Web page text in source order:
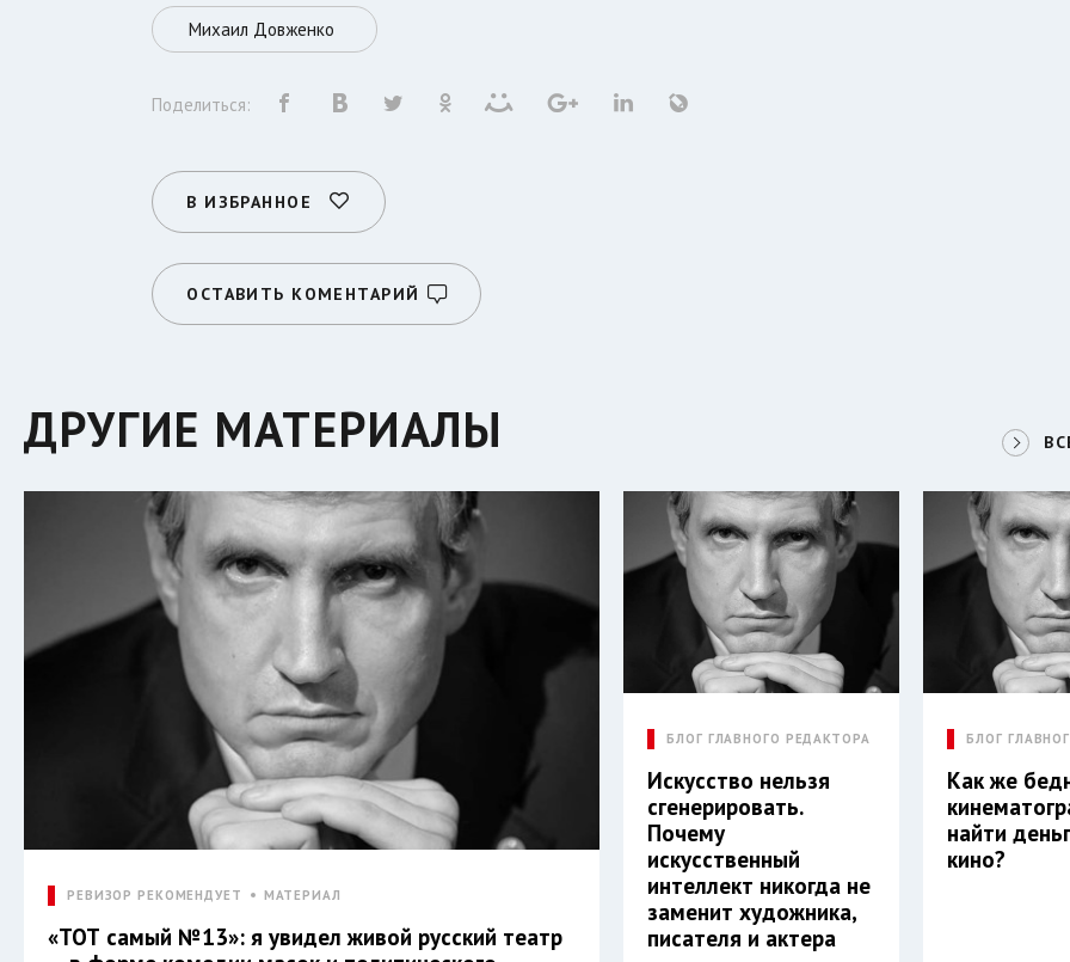
Михаил Довженко
Поделиться:
В ИЗБРАННОЕ
ОСТАВИТЬ КОМЕНТАРИЙ
ДРУГИЕ МАТЕРИАЛЫ
РЕВИЗОР РЕКОМЕНДУЕТ МАТЕРИАЛ
«ТОТ самый №13»: я увидел живой русский театр
БЛОГ ГЛАВНОГО РЕДАКТОРА
Искусство нельзя
сгенерировать.
Почему
искусственный
интеллект никогда не
заменит художника,
писателя и актера
БЛОГ
Как же
найти
кино?